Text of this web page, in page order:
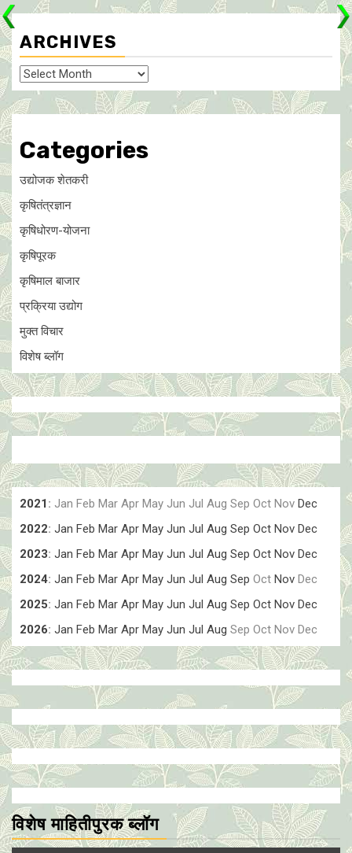
ARCHIVES
Archives
Categories
उद्योजक शेतकरी
कृषितंत्रज्ञान
कृषिधोरण-योजना
कृषिपूरक
कृषिमाल बाजार
प्रक्रिया उद्योग
मुक्त विचार
विशेष ब्लॉग
2021 : Jan Feb Mar Apr May Jun Jul Aug Sep Oct Nov Dec
2022: Jan Feb Mar Apr May Jun Jul Aug Sep Oct Nov Dec
2023: Jan Feb Mar Apr May Jun Jul Aug Sep Oct Nov Dec
2024: Jan Feb Mar Apr May Jun Jul Aug Sep Oct Nov Dec
2025: Jan Feb Mar Apr May Jun Jul Aug Sep Oct Nov Dec
2026: Jan Feb Mar Apr May Jun Jul Aug Sep Oct Nov Dec
विशेष माहितीपुरक ब्लॉग